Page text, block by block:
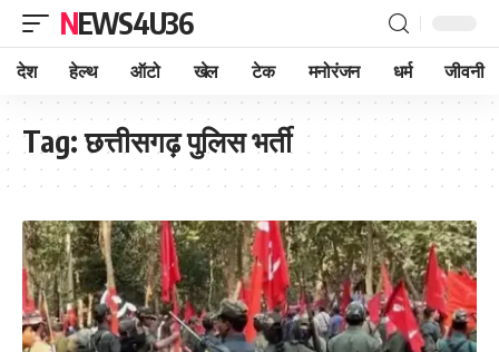
NEWS4U36
देश हेल्थ ऑटो खेल टेक मनोरंजन धर्म जीवनी
Tag:छत्तीसगढ़ पुलिस भर्ती